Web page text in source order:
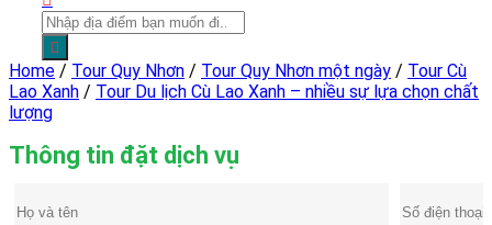
Home / Tour Quy Nhơn / Tour Quy Nhơn một ngày / Tour Cù
Lao Xanh / Tour Du lịch Cù Lao Xanh – nhiều sự lựa chọn chất
lượng
Thông tin đặt dịch vụ